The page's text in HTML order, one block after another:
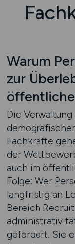
Warum
zur
Die
Fachkräfte
der
auch im
Folge: Wer
langfristig an
Bereich
administrativ
gefordert. Sie